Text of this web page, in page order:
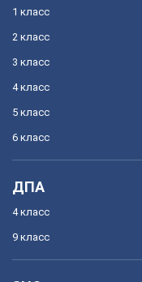
1 класс
2 класс
3 класс
4 класс
5 класс
6 класс
ДПА
4 класс
9 класс